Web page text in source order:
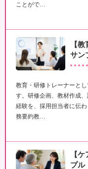
ことがで…
【
サン
教育・研修トレーナーと
す。研修企画、教材作成
経験を、採用担当者に伝
務要約教…
【
プル